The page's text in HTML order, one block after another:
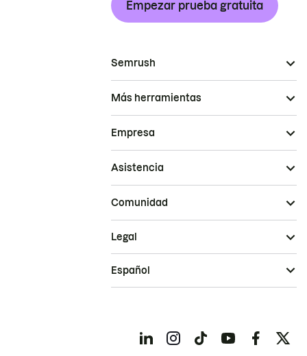
Empezar prueba gratuita
Semrush
Más herramientas
Empresa
Asistencia
Comunidad
Legal
Español